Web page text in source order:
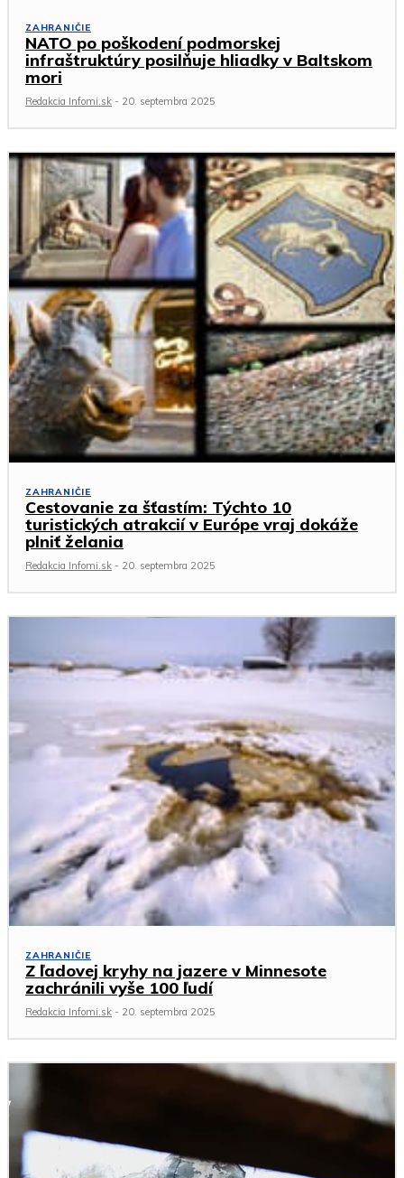
ZAHRANIČIE
NATO po poškodení podmorskej
infraštruktúry posilňuje hliadky v Baltskom
mori
Redakcia Infomi.sk - 20. septembra 2025
ZAHRANIČIE
Cestovanie za šťastím: Týchto 10
turistických atrakcií v Európe vraj dokáže
plniť želania
Redakcia Infomi.sk - 20. septembra 2025
ZAHRANIČIE
Z ľadovej kryhy na jazere v Minnesote
zachránili vyše 100 ľudí
Redakcia Infomi.sk - 20. septembra 2025